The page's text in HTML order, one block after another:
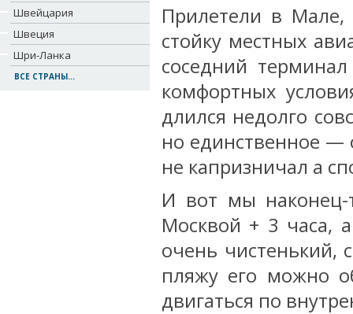
Швейцария
Швеция
Шри-Ланка
ВСЕ СТРАНЫ...
Прилетели в
стойку местных
соседний
комфортных
длился недолго
но единственное
не капризничал а
И вот мы
Москвой + 3 часа,
очень
пляжу его можно
двигаться по